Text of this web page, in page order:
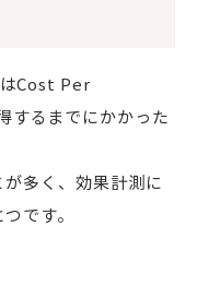
Cost Per
するまでにかかった
多く、効果計測に
です。